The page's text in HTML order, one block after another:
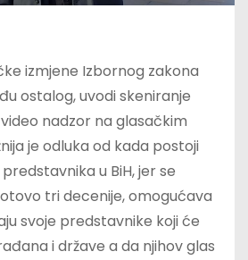
izmjene Izbornog zakona
ostalog, uvodi skeniranje
nadzor na glasačkim
je odluka od kada postoji
u BiH, jer se
tri decenije, omogućava
svoje predstavnike koji će
i države a da njihov glas